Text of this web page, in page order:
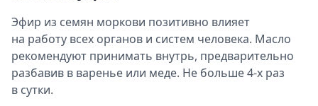
Эфир из семян моркови позитивно влияет
на работу всех органов и систем человека. Масло
рекомендуют принимать внутрь, предварительно
разбавив в варенье или меде. Не больше 4-х раз
в сутки.